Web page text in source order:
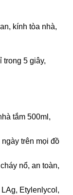
kính tòa nhà,
trong 5 giây,
tắm 500ml,
trên mọi đồ
nổ, an toàn,
Etylenlycol,